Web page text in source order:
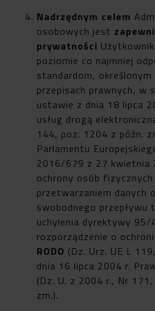
Nadrzędnym celem
osobowych jest
prywatności
poziomie co najmniej
standardom,
przepisach prawnych, w
ustawie z dnia 18 lipca
usług drogą
144, poz. 1204 z późn.
Parlamentu
2016/679 z 27 kwietnia
ochrony osób
przetwarzaniem danych
swobodnego przepływu
uchylenia dyrektywy 95/
rozporządzenie o
RODO (Dz. Urz. UE L
dnia 16 lipca 2004 r.
(Dz. U. z 2004 r., Nr
zm.).